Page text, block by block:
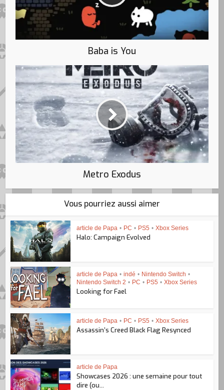
Baba is You
Metro Exodus
Vous pourriez aussi aimer
article de Papa • PC • PS5 • Xbox Series
Halo: Campaign Evolved
article de Papa • indé • Nintendo Switch •
Nintendo Switch 2 • PC • PS5 • Xbox Series
Looking for Fael
article de Papa • PC • PS5 • Xbox Series
Assassin’s Creed Black Flag Resynced
article de Papa
Showcases 2026 : une semaine pour tout
dire (ou...